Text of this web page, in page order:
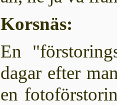
Korsnäs:
En
dagar efter
en